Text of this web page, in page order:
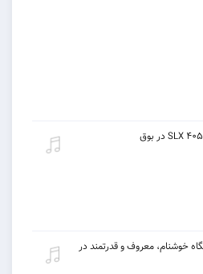
۴+۱ فروشگاه خوشنام، معروف و قدرتمند در